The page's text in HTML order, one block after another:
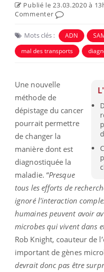
Publié le 23.03.2020 à
Commenter
Mots clés : ADN
mal des transports
Une nouvelle
méthode de
dépistage du cancer
pourrait permettre
de changer la
manière dont est
diagnostiquée la
maladie. “Presque
tous les efforts de
ignoré l'interaction
humaines peuvent avoir
microbes qui vivent dans
Rob Knight, coauteur de
important de gènes
devrait donc pas être